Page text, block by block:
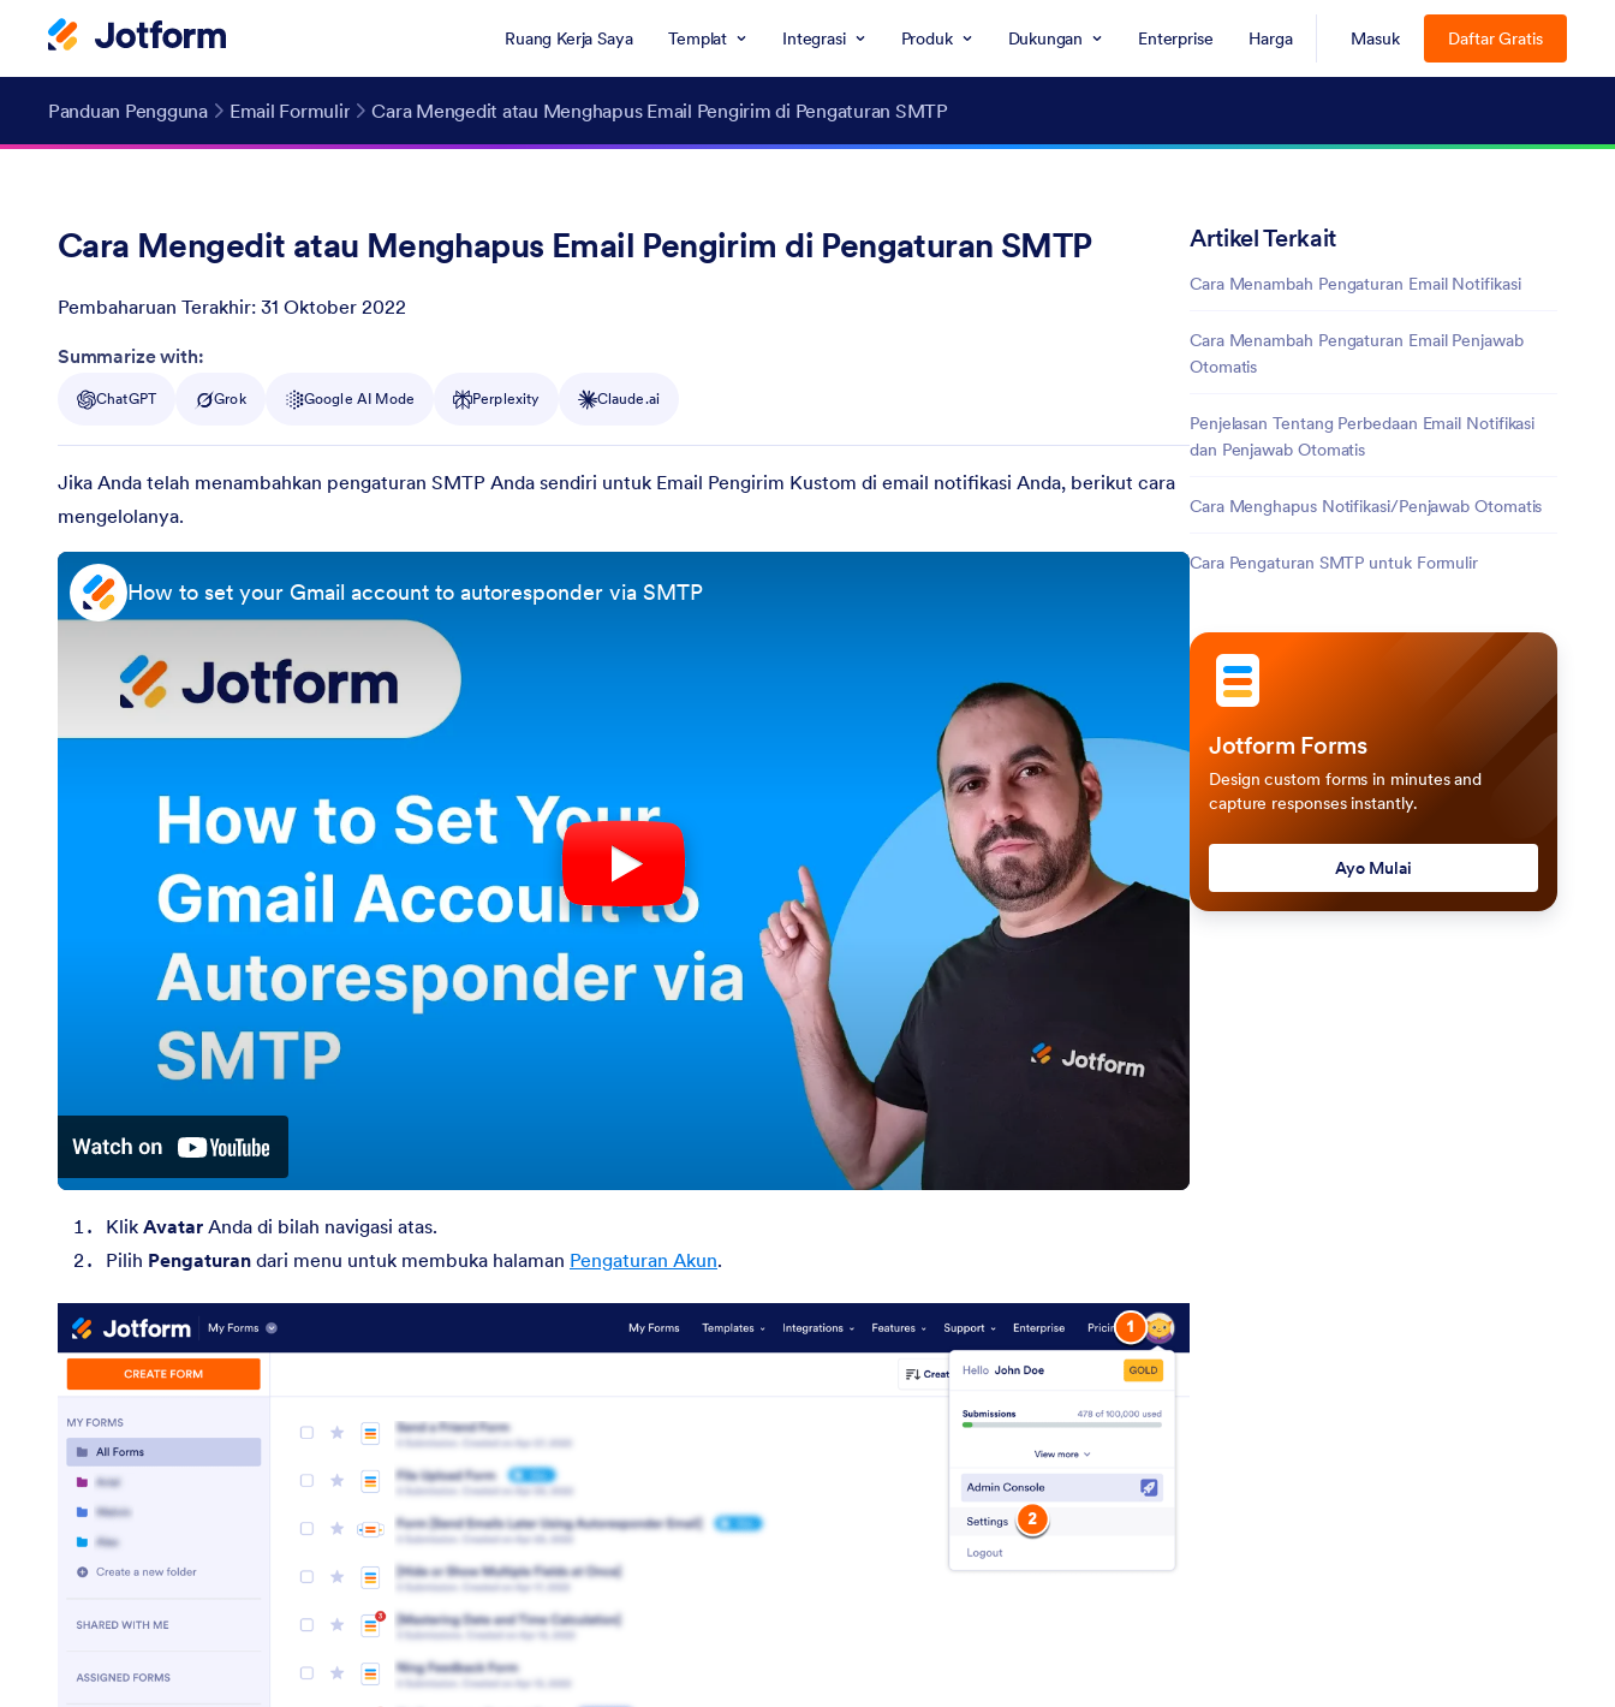
Ruang Kerja Saya Templat Integrasi Produk Dukungan Enterprise Harga Masuk Daftar Gratis
Panduan Pengguna Email Formulir Cara Mengedit atau Menghapus Email Pengirim di Pengaturan SMTP
Cara Mengedit atau Menghapus Email Pengirim di Pengaturan SMTP
Pembaharuan Terakhir: 31 Oktober 2022
Post ID
Summarize with:
ChatGPT Grok Google AI Mode Perplexity Claude.ai
Jika Anda telah menambahkan pengaturan SMTP Anda sendiri untuk Email Pengirim Kustom di email notifikasi Anda, berikut cara
mengelolanya.
How to set your Gmail account to autoresponder via SMTP
Klik Avatar Anda di bilah navigasi atas.
Pilih Pengaturan dari menu untuk membuka halaman Pengaturan Akun.
Artikel Terkait
Cara Menambah Pengaturan Email Notifikasi
Cara Menambah Pengaturan Email Penjawab
Otomatis
Penjelasan Tentang Perbedaan Email Notifikasi
dan Penjawab Otomatis
Cara Menghapus Notifikasi/Penjawab Otomatis
Cara Pengaturan SMTP untuk Formulir
Jotform Forms
Design custom forms in minutes and
capture responses instantly.
Ayo Mulai